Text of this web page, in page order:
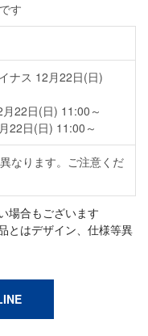
す
ナス 12月22日(日)
22日(日) 11:00～
22日(日) 11:00～
なります。ご注意くだ
場合もございます
とはデザイン、仕様等異